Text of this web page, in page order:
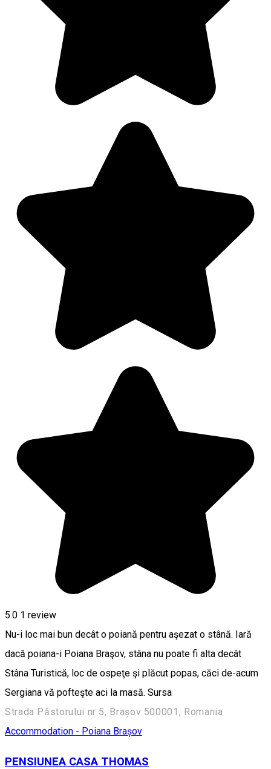
5.0 1 review
Nu-i loc mai bun decât o poiană pentru aşezat o stână. Iară
dacă poiana-i Poiana Braşov, stâna nu poate fi alta decât
Stâna Turistică, loc de ospeţe şi plăcut popas, căci de-acum
Sergiana vă pofteşte aci la masă. Sursa
Strada Păstorului nr 5, Brașov 500001, Romania
Accommodation - Poiana Brașov
PENSIUNEA CASA THOMAS